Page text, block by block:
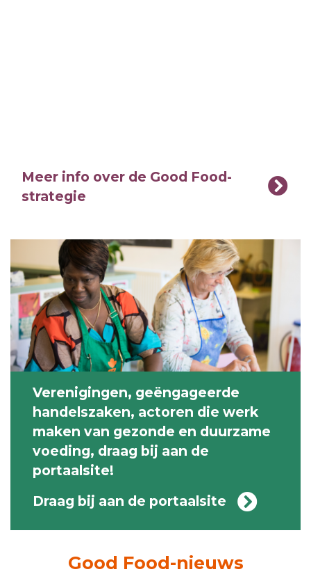
Meer info over de Good Food-
strategie
Verenigingen, geëngageerde
handelszaken, actoren die werk
maken van gezonde en duurzame
voeding, draag bij aan de
portaalsite!
Draag bij aan de portaalsite
Good Food-nieuws